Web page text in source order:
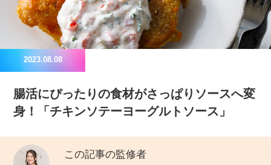
2023.08.08
腸活にぴったりの食材がさっぱりソースへ変
身！「チキンソテーヨーグルトソース」
この記事の監修者